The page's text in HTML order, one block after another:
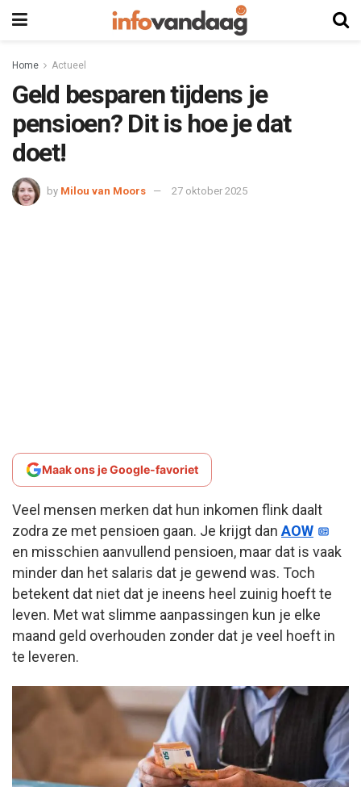
Home Actueel
Geld besparen tijdens je
pensioen? Dit is hoe je dat
doet!
by Milou van Moors 27 oktober 2025
Maak ons je Google-favoriet
Veel mensen merken dat hun inkomen flink daalt
zodra ze met pensioen gaan. Je krijgt dan AOW
en misschien aanvullend pensioen, maar dat is vaak
minder dan het salaris dat je gewend was. Toch
betekent dat niet dat je ineens heel zuinig hoeft te
leven. Met wat slimme aanpassingen kun je elke
maand geld overhouden zonder dat je veel hoeft in
te leveren.